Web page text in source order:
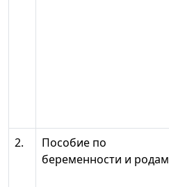
2.
Пособие по
беременности и родам